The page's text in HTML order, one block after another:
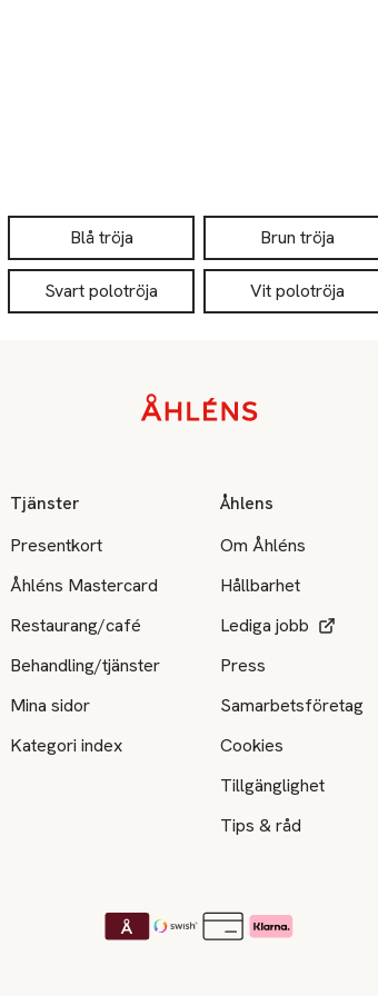
Blå tröja Brun tröja
Svart polotröja Vit polotröja
Tjänster
Presentkort
Åhléns Mastercard
Restaurang/café
Behandling/tjänster
Mina sidor
Kategori index
Åhlens
Om Åhléns
Hållbarhet
Lediga jobb
Press
Samarbetsföretag
Cookies
Tillgänglighet
Tips & råd